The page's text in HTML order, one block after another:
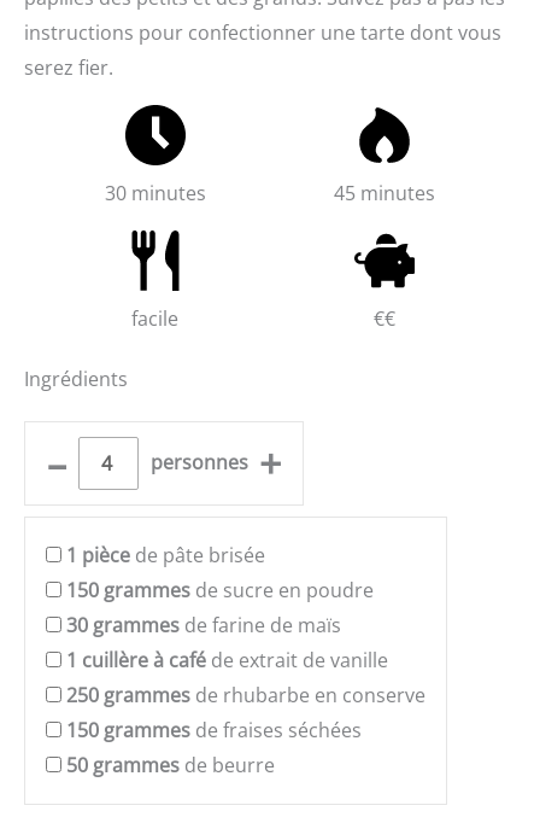
instructions pour confectionner une tarte dont vous
serez fier.
30 minutes 45 minutes
facile €€
Ingrédients
– personnes +
1 pièce de pâte brisée
150 grammes de sucre en poudre
30 grammes de farine de maïs
1 cuillère à café de extrait de vanille
250 grammes de rhubarbe en conserve
150 grammes de fraises séchées
50 grammes de beurre